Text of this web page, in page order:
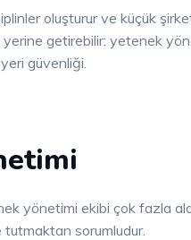
oluşturur ve küçük
yerine getirebilir: yetenek
güvenliği.
yönetimi ekibi çok fazla
sorumludur.